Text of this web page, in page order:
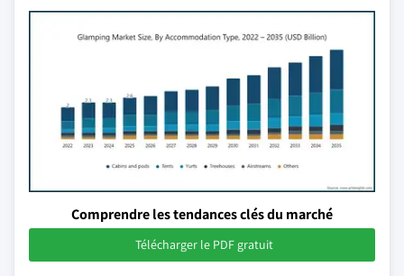
Comprendre les tendances clés du marché
Télécharger le PDF gratuit